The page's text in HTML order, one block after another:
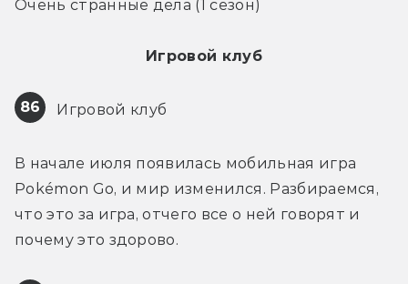
Очень странные дела (1 сезон)
Игровой клуб
86 Игровой клуб
В начале июля появилась мобильная игра
Pokémon Go, и мир изменился. Разбираемся,
что это за игра, отчего все о ней говорят и
почему это здорово.